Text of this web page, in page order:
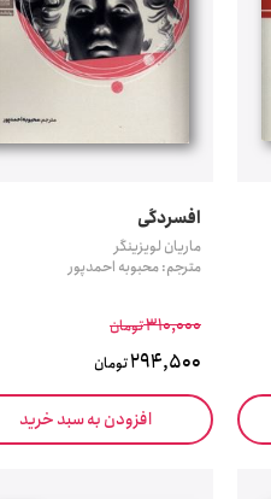
افسردگی
ماریان لویزینگر
مترجم: محبوبه احمدپور
310,000تومان
294,500تومان
افزودن به سبد خرید